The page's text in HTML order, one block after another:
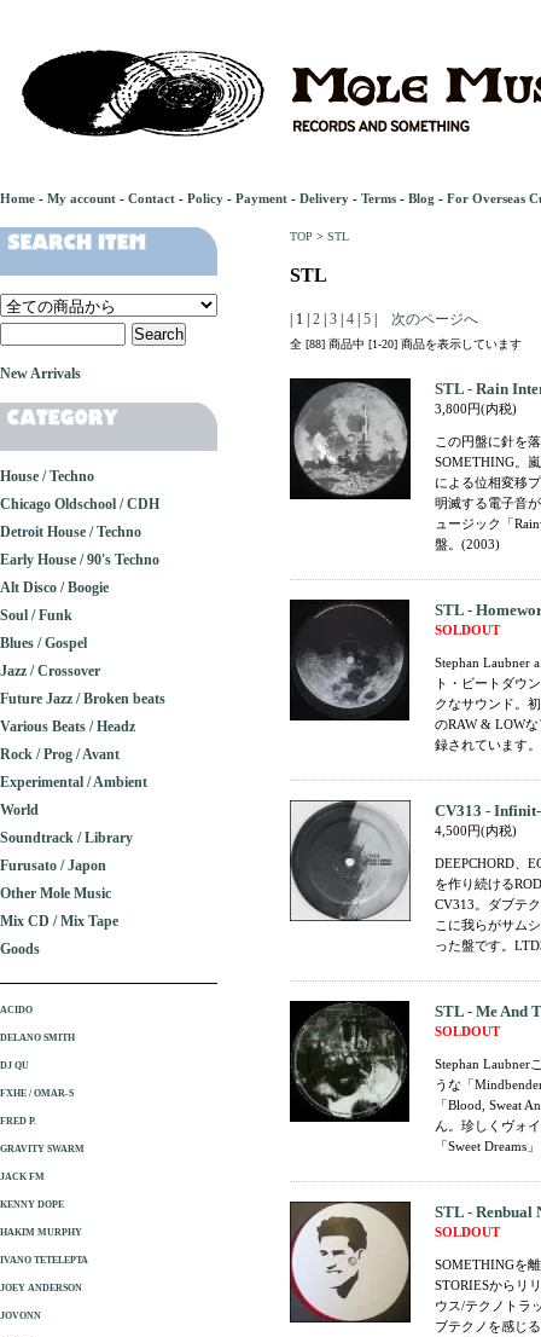
Home - My account - Contact - Policy - Payment - Delivery - Terms - Blog - For Overseas
TOP > STL
STL
| 1 | 2 3 4 5 次のページへ
全 [88] 商品中 [1-20] 商品を表示しています
STL - Rain
3,800円(内税)
この円盤に針を
SOMETHING。
による位相変移
明滅する電子音
ュージック「
盤。(2003)
STL -
SOLDOUT
Stephan Laubner
ト・ビートダウ
クなサウンド。
のRAW & LOW
録されています
CV313 -
4,500円(内税)
DEEPCHORD、
を作り続ける
CV313。ダブテ
こに我らがサム
った盤です。
STL - Me And
SOLDOUT
Stephan Laubner
うな「
「Blood, Sweat
ん。珍しくヴォ
「Sweet
STL - Renbual
SOLDOUT
SOMETHINGを
STORIESからリ
ウス/テクノトラ
ブテクノを感じ
New Arrivals
House / Techno
Chicago Oldschool / CDH
Detroit House / Techno
Early House / 90's Techno
Alt Disco / Boogie
Soul / Funk
Blues / Gospel
Jazz / Crossover
Future Jazz / Broken beats
Various Beats / Headz
Rock / Prog / Avant
Experimental / Ambient
World
Soundtrack / Library
Furusato / Japon
Other Mole Music
Mix CD / Mix Tape
Goods
ACIDO
DELANO SMITH
DJ QU
FXHE / OMAR-S
FRED P.
GRAVITY SWARM
JACK FM
KENNY DOPE
HAKIM MURPHY
IVANO TETELEPTA
JOEY ANDERSON
JOVONN